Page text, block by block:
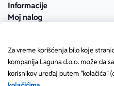
Za vreme korišćenja bilo koje
kompanija Laguna d.o.o. može da
korisnikov uređaj putem "kolačića"
Informacije
Moj nalog